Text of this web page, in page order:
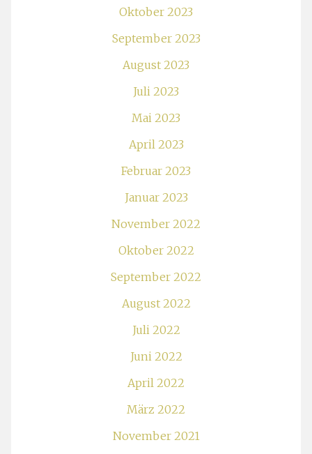
Oktober 2023
September 2023
August 2023
Juli 2023
Mai 2023
April 2023
Februar 2023
Januar 2023
November 2022
Oktober 2022
September 2022
August 2022
Juli 2022
Juni 2022
April 2022
März 2022
November 2021